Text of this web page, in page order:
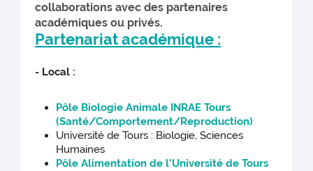
collaborations avec des partenaires
académiques ou privés.
Partenariat académique :
- Local :
Pôle Biologie Animale INRAE Tours
(Santé/Comportement/Reproduction)
Université de Tours : Biologie, Sciences
Humaines
Pôle Alimentation de l'Université de Tours